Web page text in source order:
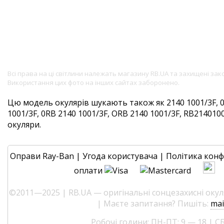
Всі права на ці світлини належать магазину RB.UA та захищені
Використання цих фото на інших сайтах заборонено.
Цю модель окулярів шукають також як 2140 1001/3F,
1001/3F, 0RB 2140 1001/3F, ORB 2140 1001/3F,
окуляри.
Оправи Ray-Ban | Угода користувача | Політика
оплати
©2011—2025 | RB.UA — оригінальні сонцезахисні
| Маєте запитання? Пишіть: